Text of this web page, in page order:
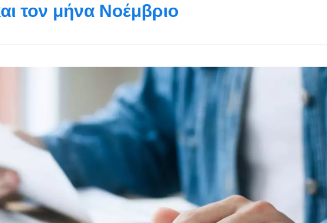
τον μήνα Νοέμβριο